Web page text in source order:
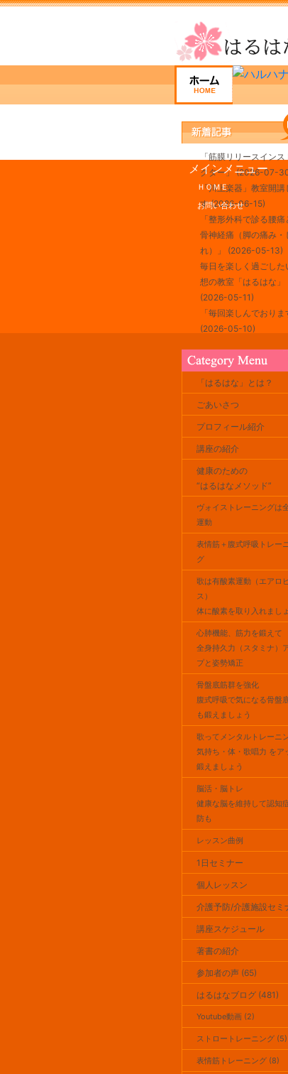
「筋膜リリースインス
クター」(2026-07-
「川上楽器」教室開講
す(2026-06-15)
「整形外科で診る腰痛
骨神経痛（脚の痛み・
れ）」 (2026-05-13)
毎日を楽しく過ごした
想の教室「はるはな」
(2026-05-11)
「毎回楽しんでおりま
(2026-05-10)
「はるはな」とは？
ごあいさつ
プロフィール紹介
講座の紹介
健康のための
“はるはなメソッド”
ヴォイストレーニングは
運動
表情筋＋腹式呼吸トレー
グ
歌は有酸素運動（エアロ
ス）
体に酸素を取り入れまし
心肺機能、筋力を鍛えて
全身持久力（スタミナ）
プと姿勢矯正
骨盤底筋群を強化
腹式呼吸で気になる骨盤
も鍛えましょう
歌ってメンタルトレーニ
気持ち・体・歌唱力 をア
鍛えましょう
脳活・脳トレ
健康な脳を維持して認知
防も
レッスン曲例
1日セミナー
個人レッスン
介護予防/介護施設セミ
講座スケジュール
著書の紹介
参加者の声 (65)
はるはなブログ (481)
Youtube動画 (2)
ストロートレーニング (5)
表情筋トレーニング (8)
メインメニュー
ＨＯＭＥ
お問い合わせ